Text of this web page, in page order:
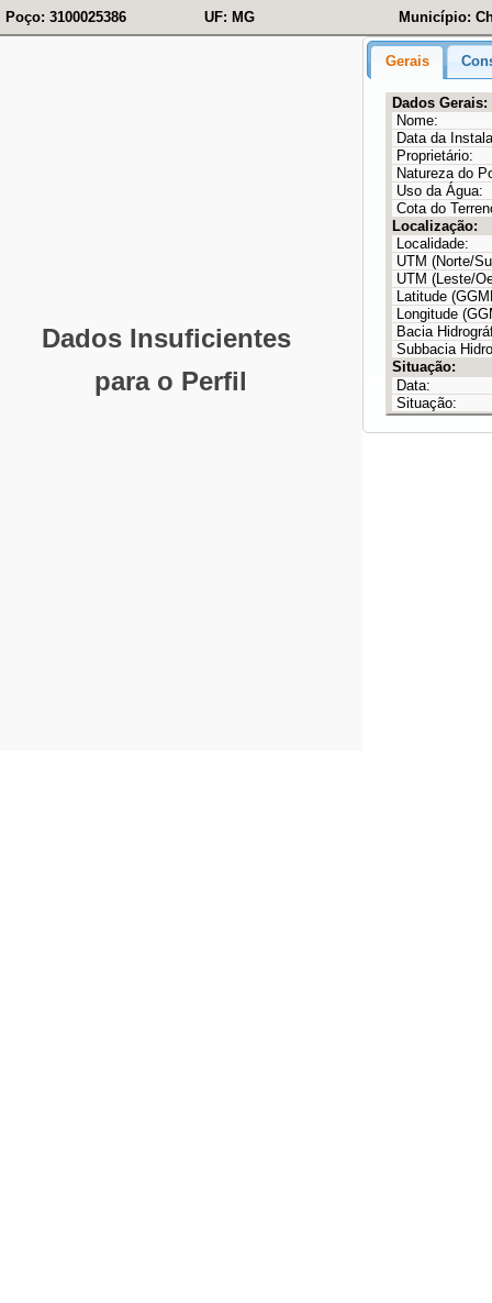
Poço: 3100025386 UF: MG Município:
Gerais
Dados Gerais:
Nome:
Data da
Proprietário:
Natureza do
Uso da Água:
Cota do
Localização:
Localidade:
UTM (Norte/
UTM (Leste/
Latitude
Longitude
Bacia
Subbacia
Situação:
Data:
Situação: